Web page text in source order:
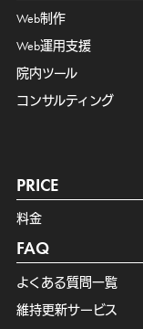
Web制作
Web運用支援
院内ツール
コンサルティング
PRICE
料金
FAQ
よくある質問一覧
維持更新サービス